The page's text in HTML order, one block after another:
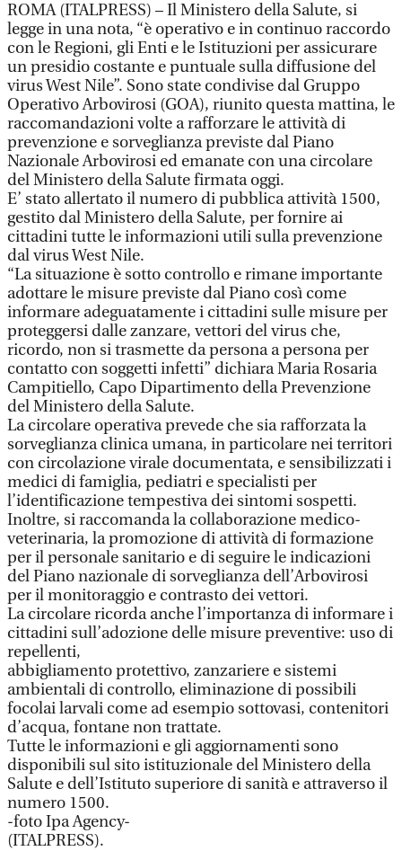
ROMA (ITALPRESS) – Il Ministero della Salute, si
legge in una nota, “è operativo e in continuo raccordo
con le Regioni, gli Enti e le Istituzioni per assicurare
un presidio costante e puntuale sulla diffusione del
virus West Nile”. Sono state condivise dal Gruppo
Operativo Arbovirosi (GOA), riunito questa mattina, le
raccomandazioni volte a rafforzare le attività di
prevenzione e sorveglianza previste dal Piano
Nazionale Arbovirosi ed emanate con una circolare
del Ministero della Salute firmata oggi.
E’ stato allertato il numero di pubblica attività 1500,
gestito dal Ministero della Salute, per fornire ai
cittadini tutte le informazioni utili sulla prevenzione
dal virus West Nile.
“La situazione è sotto controllo e rimane importante
adottare le misure previste dal Piano così come
informare adeguatamente i cittadini sulle misure per
proteggersi dalle zanzare, vettori del virus che,
ricordo, non si trasmette da persona a persona per
contatto con soggetti infetti” dichiara Maria Rosaria
Campitiello, Capo Dipartimento della Prevenzione
del Ministero della Salute.
La circolare operativa prevede che sia rafforzata la
sorveglianza clinica umana, in particolare nei territori
con circolazione virale documentata, e sensibilizzati i
medici di famiglia, pediatri e specialisti per
l’identificazione tempestiva dei sintomi sospetti.
Inoltre, si raccomanda la collaborazione medico-
veterinaria, la promozione di attività di formazione
per il personale sanitario e di seguire le indicazioni
del Piano nazionale di sorveglianza dell’Arbovirosi
per il monitoraggio e contrasto dei vettori.
La circolare ricorda anche l’importanza di informare i
cittadini sull’adozione delle misure preventive: uso di
repellenti,
abbigliamento protettivo, zanzariere e sistemi
ambientali di controllo, eliminazione di possibili
focolai larvali come ad esempio sottovasi, contenitori
d’acqua, fontane non trattate.
Tutte le informazioni e gli aggiornamenti sono
disponibili sul sito istituzionale del Ministero della
Salute e dell’Istituto superiore di sanità e attraverso il
numero 1500.
-foto Ipa Agency-
(ITALPRESS).